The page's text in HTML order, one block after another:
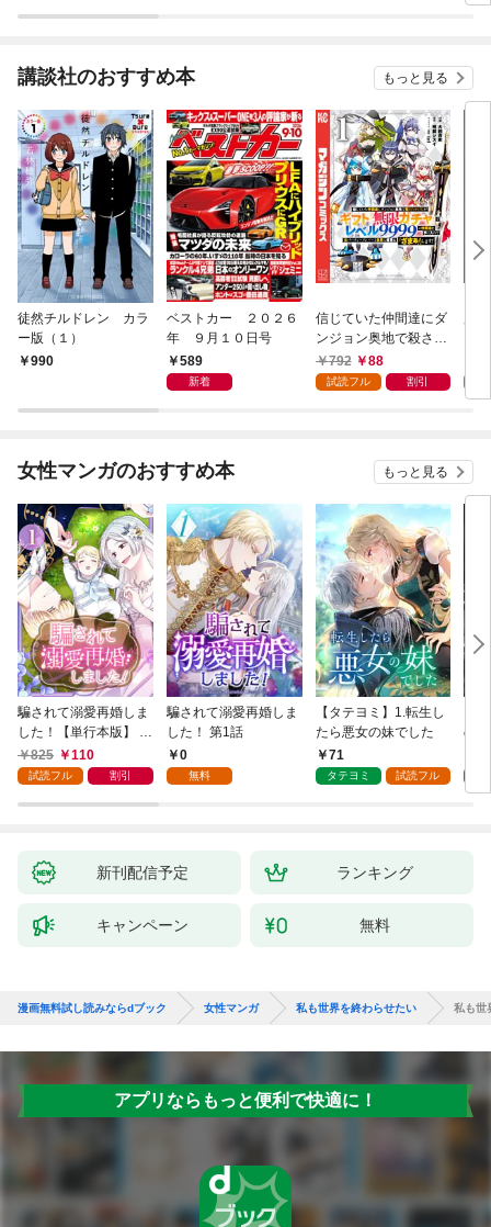
講談社のおすすめ本 もっと見る
徒然チルドレン カラ
ー版（１）
990
ベストカー ２０２６
年 ９月１０日号
589
新着
信じていた仲間達にダ
ンジョン奥地で殺され
かけたがギフト『無限
ガチャ』でレベル９９
『ざまぁ！』します！
792 88
試読フル 割引
女性マンガのおすすめ本 もっと見る
騙されて溺愛再婚しま
した！【単行本版】 1
巻825 110
試読フル 割引
騙されて溺愛再婚しま
した！ 第1話
0
無料
【タテヨミ】1.転生し
たら悪女の妹でした
71
タテヨミ 試読フル
の
新刊配信予定 ランキング
キャンペーン 無料
漫画無料試し読みならdブック 女性マンガ 私も世界を終わらせたい 私も世
アプリならもっと便利で快適に！